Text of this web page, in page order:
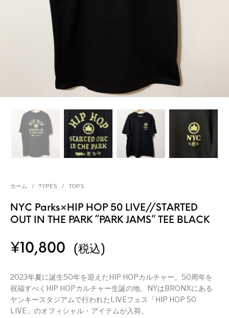
ホーム / TYPES / TOPS
NYC Parks×HIP HOP 50 LIVE//STARTED
OUT IN THE PARK “PARK JAMS” TEE BLACK
¥ 10,800 (税込)
2023年夏に誕生50年を迎えたHIP HOPカルチャー。50周年を
祝福すべくHIP HOPカルチャー生誕の地、NYはBRONXにある
ヤンキースタジアムで行われたLIVEフェス「HIP HOP 50
LIVE」のオフィシャル・アイテムが入荷。